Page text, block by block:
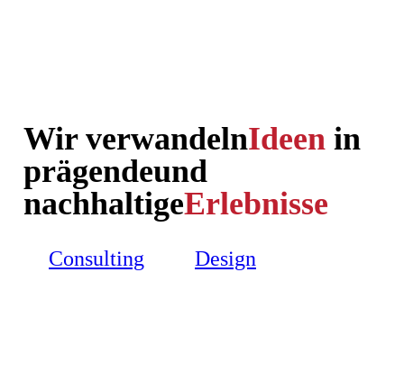
Wir verwandelnIdeen in
prägendeund
nachhaltigeErlebnisse
Consulting Design